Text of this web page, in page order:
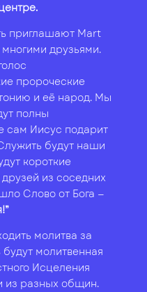
приглашают Mart
друзьями.
пророческие
и её народ. Мы
полны
сам Иисус подарит
будут наши
короткие
из соседних
Слово от Бога —
молитва за
молитвенная
Исцеления
из разных общин.